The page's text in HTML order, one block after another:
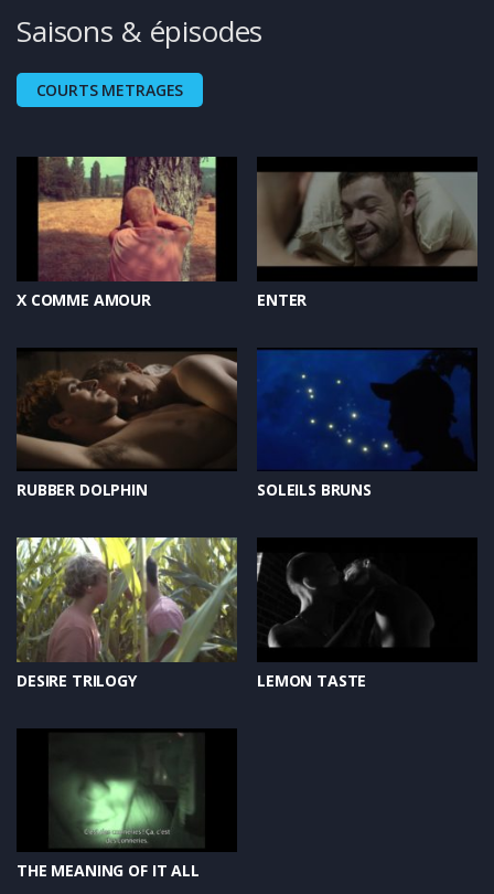
Saisons & épisodes
COURTS METRAGES
X COMME AMOUR ENTER
RUBBER DOLPHIN SOLEILS BRUNS
DESIRE TRILOGY LEMON TASTE
THE MEANING OF IT ALL